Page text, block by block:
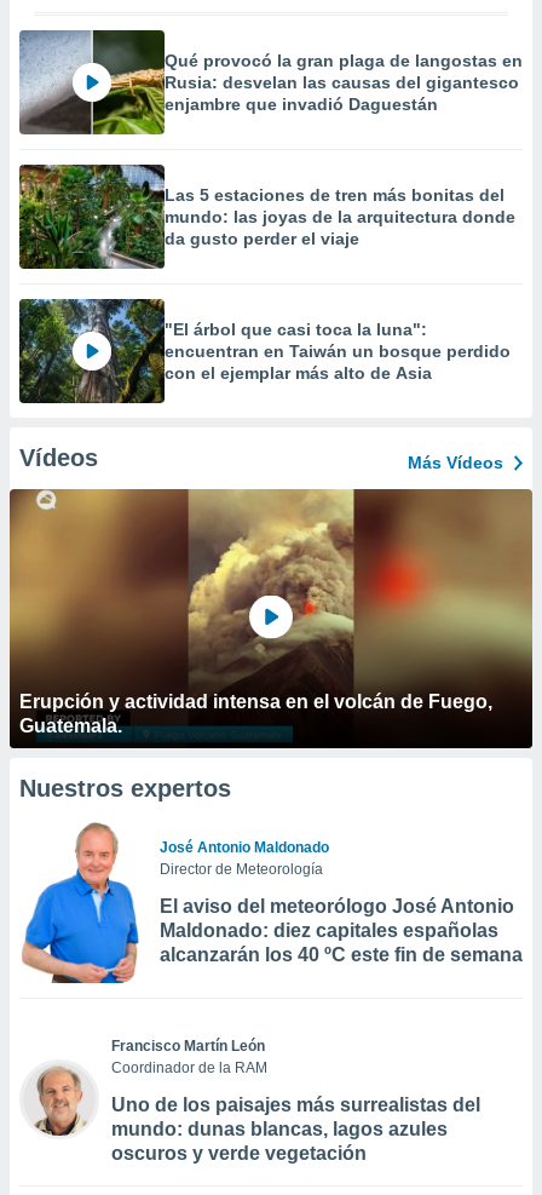
Qué provocó la gran plaga de langostas en
Rusia: desvelan las causas del gigantesco
enjambre que invadió Daguestán
Las 5 estaciones de tren más bonitas del
mundo: las joyas de la arquitectura donde
da gusto perder el viaje
"El árbol que casi toca la luna":
encuentran en Taiwán un bosque perdido
con el ejemplar más alto de Asia
Vídeos Más Vídeos
Erupción y actividad intensa en el volcán de Fuego,
Guatemala.
Nuestros expertos
José Antonio Maldonado
Director de Meteorología
El aviso del meteorólogo José Antonio
Maldonado: diez capitales españolas
alcanzarán los 40 ºC este fin de semana
Francisco Martín León
Coordinador de la RAM
Uno de los paisajes más surrealistas del
mundo: dunas blancas, lagos azules
oscuros y verde vegetación